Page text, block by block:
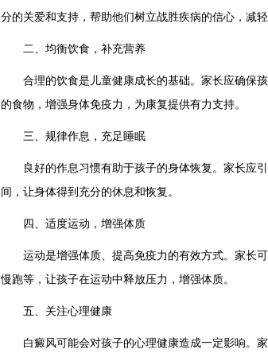
分的关爱和支持，帮助他们树立战胜疾病的信心，减轻
二、均衡饮食，补充营养
合理的饮食是儿童健康成长的基础。家长应确保孩
的食物，增强身体免疫力，为康复提供有力支持。
三、规律作息，充足睡眠
良好的作息习惯有助于孩子的身体恢复。家长应引
间，让身体得到充分的休息和恢复。
四、适度运动，增强体质
运动是增强体质、提高免疫力的有效方式。家长可
慢跑等，让孩子在运动中释放压力，增强体质。
五、关注心理健康
白癜风可能会对孩子的心理健康造成一定影响。家